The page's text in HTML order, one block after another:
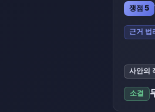
쟁점 5
근거 법
사안의
소결